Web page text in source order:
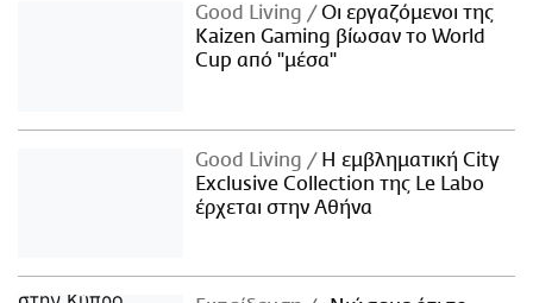
Good Living
Οι εργαζόμενοι της
Kaizen Gaming βίωσαν το World
Cup από "μέσα"
Good Living
Η εμβληματική City
Exclusive Collection της Le Labo
έρχεται στην Αθήνα